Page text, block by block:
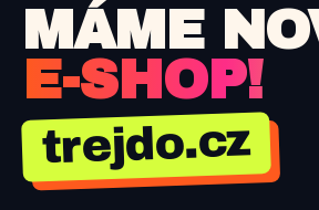
MÁME
E-SHOP!
trejdo.cz